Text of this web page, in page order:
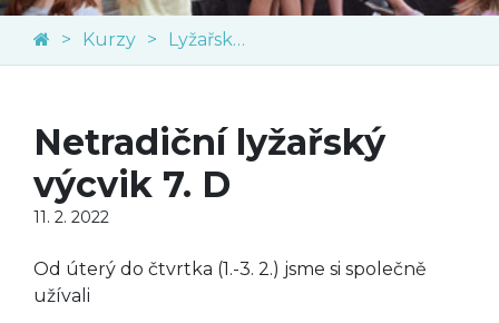
Kurzy Lyžařský kurz
Netradiční lyžařský
výcvik 7. D
11. 2. 2022
Od úterý do čtvrtka (1.-3. 2.) jsme si společně
užívali